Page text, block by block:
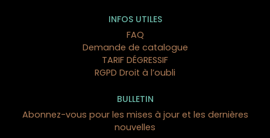
INFOS UTILES
FAQ
Demande de catalogue
TARIF DÉGRESSIF
RGPD Droit à l’oubli
BULLETIN
Abonnez-vous pour les mises à jour et les dernières
nouvelles